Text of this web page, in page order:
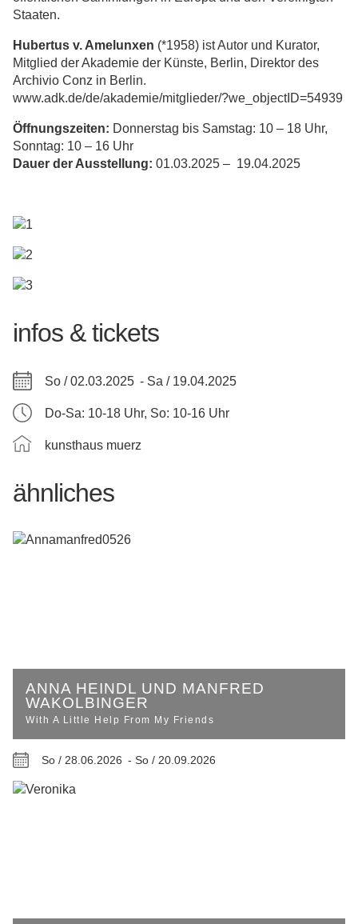
Staaten.
Hubertus v. Amelunxen (*1958) ist Autor und Kurator,
Mitglied der Akademie der Künste, Berlin, Direktor des
Archivio Conz in Berlin.
www.adk.de/de/akademie/mitglieder/?we_objectID=54939
Öffnungszeiten: Donnerstag bis Samstag: 10 – 18 Uhr,
Sonntag: 10 – 16 Uhr
Dauer der Ausstellung: 01.03.2025 – 19.04.2025
infos & tickets
So / 02.03.2025 - Sa / 19.04.2025
Do-Sa: 10-18 Uhr, So: 10-16 Uhr
kunsthaus muerz
ähnliches
ANNA HEINDL UND MANFRED
WAKOLBINGER
With A Little Help From My Friends
So / 28.06.2026 - So / 20.09.2026